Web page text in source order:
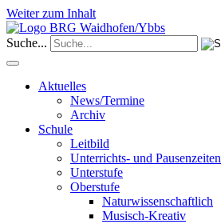
Weiter zum Inhalt
Suche...
Aktuelles
News/Termine
Archiv
Schule
Leitbild
Unterrichts- und Pausenzeiten
Unterstufe
Oberstufe
Naturwissenschaftlich
Musisch-Kreativ